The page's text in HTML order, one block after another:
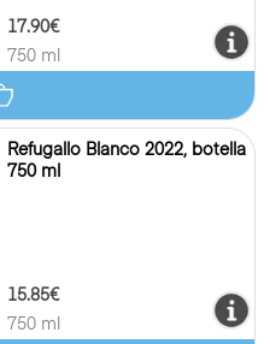
17.90€
750 ml
Refugallo Blanco 2022, botella
750 ml
15.85€
750 ml